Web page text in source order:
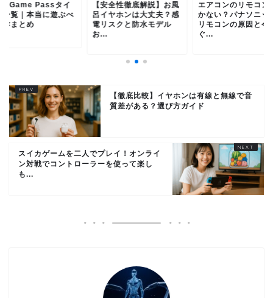
全性徹底解説】お風
ヤホンは大丈夫？感
スクと防水モデル
エアコンのリモコンが効
かない？パナソニック製
リモコンの原因と今す
ぐ...
Xbox Game Pass
トル一覧｜本当に遊
き名作まとめ
【徹底比較】イヤホンは有線と無線で音
質差がある？選び方ガイド
スイカゲームを二人でプレイ！オンライ
ン対戦でコントローラーを使って楽し
も...